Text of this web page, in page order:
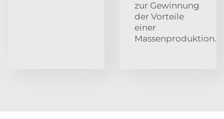
zur Gewinnung
der Vorteile
einer
Massenproduktion.